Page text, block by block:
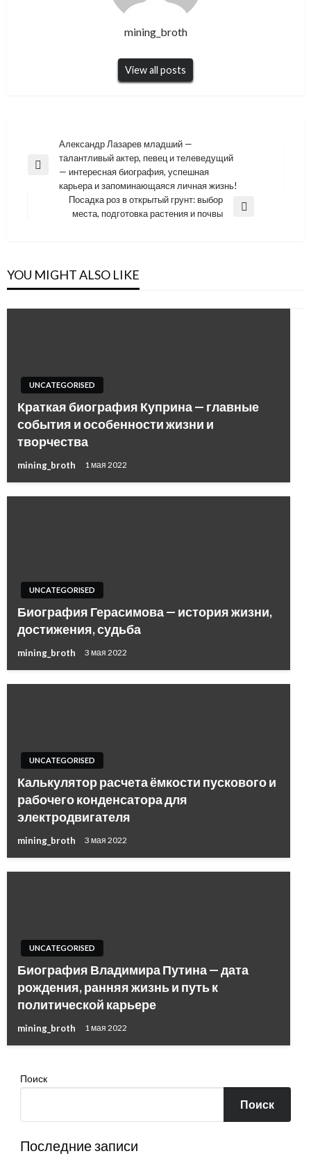
mining_broth
View all posts
Навигация
по
записям
Previous
Александр Лазарев младший —
талантливый актер, певец и телеведущий
— интересная биография, успешная
карьера и запоминающаяся личная жизнь!
Посадка роз в открытый грунт: выбор
места, подготовка растения и почвы
YOU MIGHT ALSO LIKE
UNCATEGORISED
Краткая биография Куприна — главные
события и особенности жизни и
творчества
mining_broth 1 мая 2022
UNCATEGORISED
Биография Герасимова — история жизни,
достижения, судьба
mining_broth 3 мая 2022
UNCATEGORISED
Калькулятор расчета ёмкости пускового и
рабочего конденсатора для
электродвигателя
mining_broth 3 мая 2022
UNCATEGORISED
Биография Владимира Путина — дата
рождения, ранняя жизнь и путь к
политической карьере
mining_broth 1 мая 2022
Поиск
Поиск
Последние записи